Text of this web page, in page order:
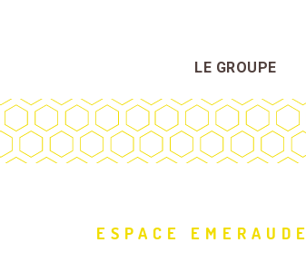
LE GROUPE
ESPACE EMERAUDE